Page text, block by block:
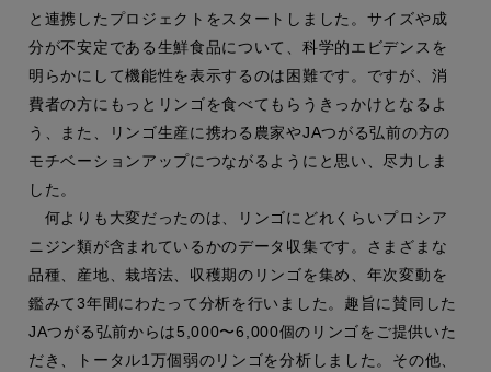
と連携したプロジェクトをスタートしました。サイズや成
分が不安定である生鮮食品について、科学的エビデンスを
明らかにして機能性を表示するのは困難です。ですが、消
費者の方にもっとリンゴを食べてもらうきっかけとなるよ
う、また、リンゴ生産に携わる農家やJAつがる弘前の方の
モチベーションアップにつながるようにと思い、尽力しま
した。
何よりも大変だったのは、リンゴにどれくらいプロシア
ニジン類が含まれているかのデータ収集です。さまざまな
品種、産地、栽培法、収穫期のリンゴを集め、年次変動を
鑑みて3年間にわたって分析を行いました。趣旨に賛同した
JAつがる弘前からは5,000〜6,000個のリンゴをご提供いた
だき、トータル1万個弱のリンゴを分析しました。その他、